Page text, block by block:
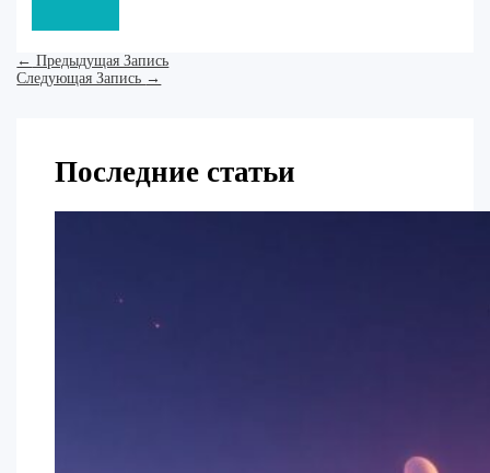
← Предыдущая Запись
Следующая Запись →
Последние статьи